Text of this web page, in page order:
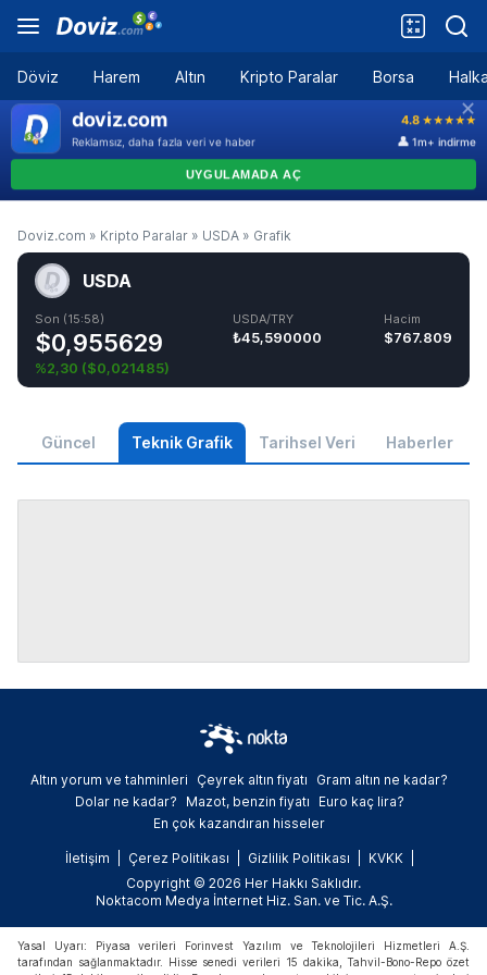
Döviz Harem Altın Kripto Paralar Borsa
Doviz.com » Kripto Paralar » USDA » Grafik
USDA
Son (15:58)
$0,955629
%2,30 ($0,021485)
USDA/TRY
₺45,590000
Hacim
$767.809
Güncel Teknik Grafik Tarihsel Veri Haberler
Altın yorum ve tahminleri Çeyrek altın fiyatı
Gram altın ne kadar?
Dolar ne kadar?
Mazot, benzin fiyatı
Euro kaç lira?
En çok kazandıran hisseler
İletişim Çerez Politikası Gizlilik Politikası
KVKK
Copyright © 2026 Her Hakkı Saklıdır.
Noktacom Medya İnternet Hiz. San. ve Tic. A.Ş.
Yasal Uyarı: Piyasa verileri Forinvest Yazılım ve Teknolojileri Hizmetleri A.Ş.
tarafından sağlanmaktadır. Hisse senedi verileri 15 dakika, Tahvil-Bono-Repo özet